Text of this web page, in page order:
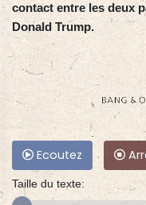
contact entre les deux
Donald Trump.
Ecoutez
Taille du texte: